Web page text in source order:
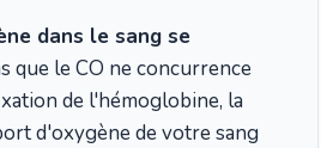
dans le sang se
que le CO ne concurrence
de l'hémoglobine, la
d'oxygène de votre sang